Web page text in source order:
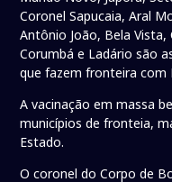
Coronel Sapucaia, Aral
Antônio João, Bela
Corumbá e Ladário são
que fazem fronteira com
A vacinação em massa
municípios de fronteia,
Estado.
O coronel do Corpo de